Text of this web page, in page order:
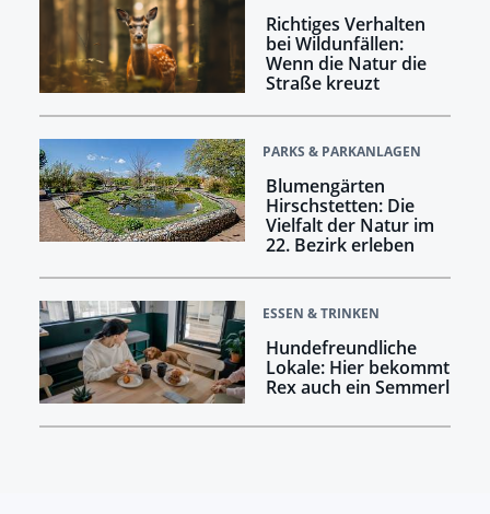
Richtiges Verhalten
bei Wildunfällen:
Wenn die Natur die
Straße kreuzt
PARKS & PARKANLAGEN
Blumengärten
Hirschstetten: Die
Vielfalt der Natur im
22. Bezirk erleben
ESSEN & TRINKEN
Hundefreundliche
Lokale: Hier bekommt
Rex auch ein Semmerl